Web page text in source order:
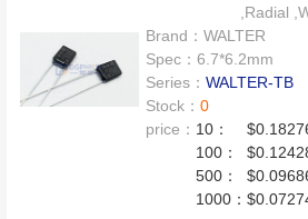
,Radial
Brand：WALTER
Spec：6.7*6.2mm
Series：WALTER-TB
Stock：0
price： 10：
100：
500：
1000：